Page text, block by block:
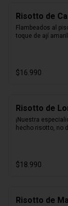
Risotto de
Flambeados al
toque de ají
$16.990
Risotto de
¡Nuestra
hecho risotto, no
$18.990
Risotto de